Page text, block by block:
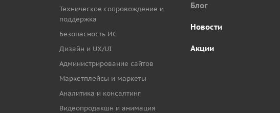
Техническое сопровождение и
поддержка
Безопасность ИС
Дизайн и UX/UI
Администрирование сайтов
Маркетплейсы и маркеты
Аналитика и консалтинг
Видеопродакшн и анимация
Блог
Новости
Акции